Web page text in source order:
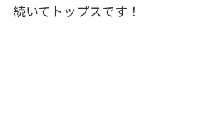
続いてトップスです！